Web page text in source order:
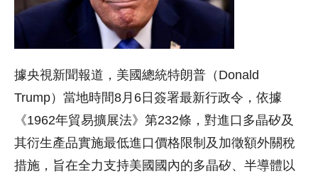
據央視新聞報道，美國總統特朗普（Donald
Trump）當地時間8月6日簽署最新行政令，依據
《1962年貿易擴展法》第232條，對進口多晶矽及
其衍生產品實施最低進口價格限制及加徵額外關稅
措施，旨在全力支持美國國內的多晶矽、半導體以